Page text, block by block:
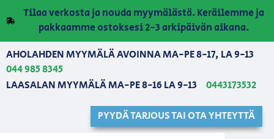
Tilaa verkosta ja nouda myymälästä. Keräilemme ja
pakkaamme ostoksesi 2-3 arkipäivän aikana.
AHOLAHDEN MYYMÄLÄ AVOINNA MA-PE 8-17, LA 9-13
044 985 8345
LAASALAN MYYMÄLÄ MA-PE 8-16 LA 9-13
0443173532
PYYDÄ TARJOUS TAI OTA YHTEYTTÄ